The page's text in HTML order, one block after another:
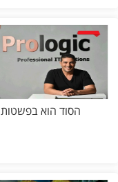
הסוד הוא בפשטות